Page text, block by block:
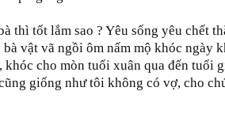
thì tốt lắm sao ? Yêu sống yêu chết
vật vã ngồi ôm nấm mộ khóc ngày
khóc cho mòn tuổi xuân qua đến tuổi
giống như tôi không có vợ, cho